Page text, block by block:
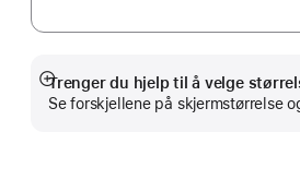
Trenger du hjelp til å velge
Se forskjellene på skjermstørrelse
Mer